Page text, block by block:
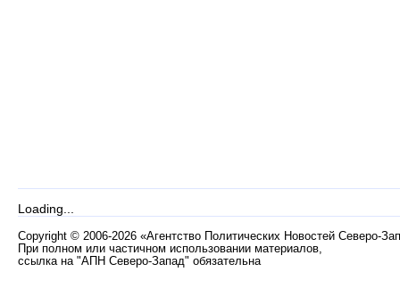
Loading...
Copyright © 2006-2026 «Агентство Политических Новостей Северо-
При полном или частичном использовании материалов,
ссылка на "АПН Северо-Запад" обязательна